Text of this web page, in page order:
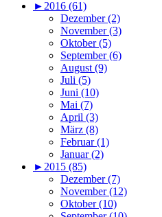
► 2016 (61)
Dezember (2)
November (3)
Oktober (5)
September (6)
August (9)
Juli (5)
Juni (10)
Mai (7)
April (3)
März (8)
Februar (1)
Januar (2)
► 2015 (85)
Dezember (7)
November (12)
Oktober (10)